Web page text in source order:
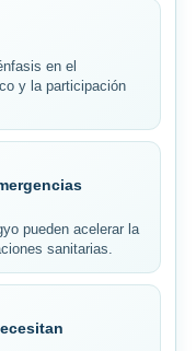
en el
y la participación
pueden acelerar la
sanitarias.